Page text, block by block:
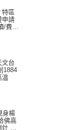
特區
申請
/費用
文台
1884
溫
身楊
息